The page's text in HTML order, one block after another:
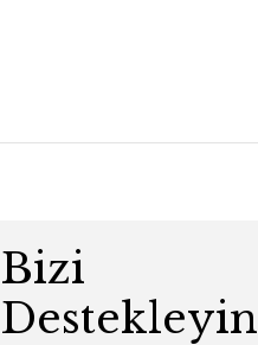
Bizi
Destekleyin